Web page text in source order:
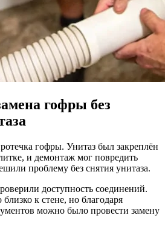
гофры без
гофры. Унитаз был закреплён
и демонтаж мог повредить
проблему без снятия унитаза.
доступность соединений.
к стене, но благодаря
можно было провести замену